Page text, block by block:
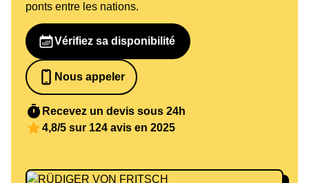
ponts entre les nations.
Vérifiez sa disponibilité
Nous appeler
0652698481
Recevez un devis sous 24h
4,8/5 sur 124 avis en 2025